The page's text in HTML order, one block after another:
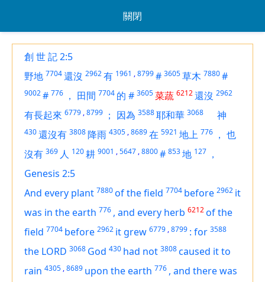
關閉
創 世 記 2:5
野地 7704還沒 2962有 1961 ,8799# 3605草木 7880#
9002# 776 ， 田間 7704 的 # 3605菜蔬 6212還沒 2962
有長起來 6779 ,8799 ； 因為 3588耶和華 3068 神
430還沒有 3808降雨 4305 ,8689在 5921 地上 776 ， 也
沒有 369 人 120耕 9001 ,5647 ,8800# 853地 127 ，
Genesis 2:5
And every plant 7880of the field 7704 before 2962 it
was in the earth 776 , and every herb 6212of the
field 7704 before 2962 it grew 6779 ,8799 : for 3588
the LORD 3068 God 430 had not 3808caused it to
rain 4305 ,8689 upon the earth 776 , and there was